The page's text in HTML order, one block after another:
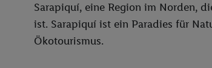
Sarapiquí, eine Region im Norden,
ist. Sarapiquí ist ein Paradies für
Ökotourismus.